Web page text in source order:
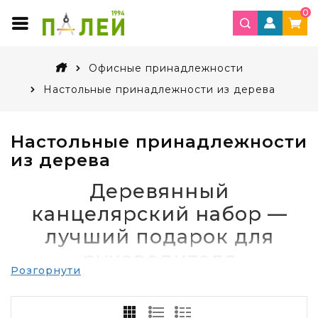
0
Офисные принадлежности
Настольные принадлежности из дерева
Настольные принадлежности
из дерева
Деревянный
канцелярский набор —
лучший подарок для
наполнено разными мелочами, задача которых
создать комфортные условия деятельности в
Розгорнути